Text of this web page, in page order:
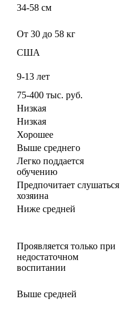
34-58 см
От 30 до 58 кг
США
9-13 лет
75-400 тыс. руб.
Низкая
Низкая
Хорошее
Выше среднего
Легко поддается
обучению
Предпочитает слушаться
хозяина
Ниже средней
Проявляется только при
недостаточном
воспитании
Выше средней